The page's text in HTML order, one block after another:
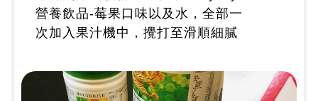
營養飲品-莓果口味以及水，全部一
次加入果汁機中，攪打至滑順細膩